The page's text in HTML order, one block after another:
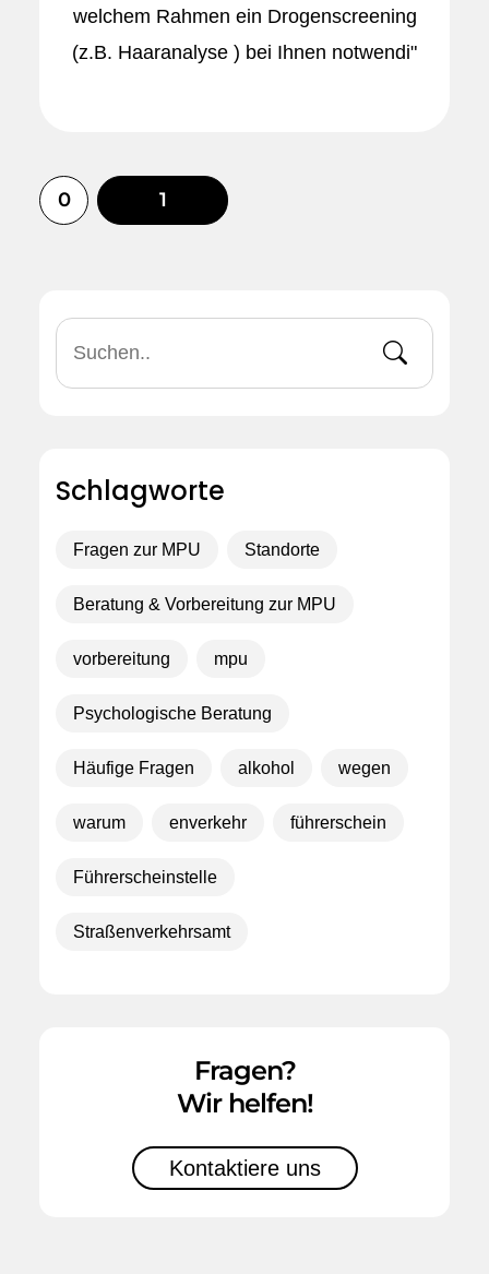
welchem Rahmen ein Drogenscreening
(z.B. Haaranalyse ) bei Ihnen notwendi"
0 1
Schlagworte
Fragen zur MPU Standorte
Beratung & Vorbereitung zur MPU
vorbereitung mpu
Psychologische Beratung
Häufige Fragen alkohol wegen
warum enverkehr führerschein
Führerscheinstelle
Straßenverkehrsamt
Fragen?
Wir helfen!
Kontaktiere uns